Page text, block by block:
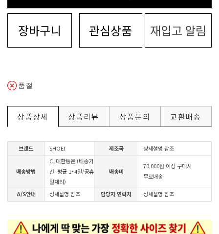
장바구니 관심상품 재입고 알림
품절
상품상세 상품리뷰 상품문의 교환배송
브랜드 SHOEI 제조국 상세설명 참조
배송방법
CJ대한통운 (배송기
간: 평균 1~4일/공휴
일제외)
배송비
70,000원 이상 구매시
무료배송
A/S안내 상세설명 참조 담당자 연락처 상세설명 참조